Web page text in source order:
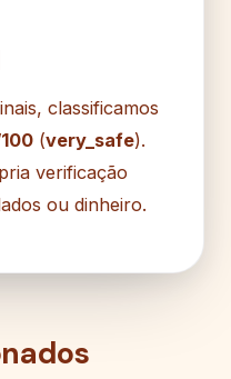
classificamos
(very_safe).
verificação
ou dinheiro.